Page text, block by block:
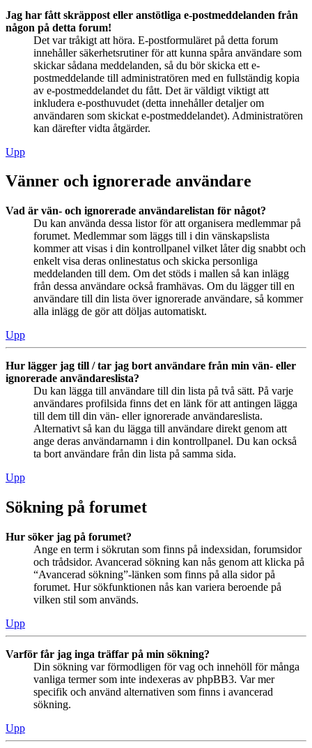
Jag har fått skräppost eller anstötliga e-postmeddelanden från
någon på detta forum!
Det var tråkigt att höra. E-postformuläret på detta forum
innehåller säkerhetsrutiner för att kunna spåra användare som
skickar sådana meddelanden, så du bör skicka ett e-
postmeddelande till administratören med en fullständig kopia
av e-postmeddelandet du fått. Det är väldigt viktigt att
inkludera e-posthuvudet (detta innehåller detaljer om
användaren som skickat e-postmeddelandet). Administratören
kan därefter vidta åtgärder.
Upp
Vänner och ignorerade användare
Vad är vän- och ignorerade användarelistan för något?
Du kan använda dessa listor för att organisera medlemmar på
forumet. Medlemmar som läggs till i din vänskapslista
kommer att visas i din kontrollpanel vilket låter dig snabbt och
enkelt visa deras onlinestatus och skicka personliga
meddelanden till dem. Om det stöds i mallen så kan inlägg
från dessa användare också framhävas. Om du lägger till en
användare till din lista över ignorerade användare, så kommer
alla inlägg de gör att döljas automatiskt.
Upp
Hur lägger jag till / tar jag bort användare från min vän- eller
ignorerade användareslista?
Du kan lägga till användare till din lista på två sätt. På varje
användares profilsida finns det en länk för att antingen lägga
till dem till din vän- eller ignorerade användareslista.
Alternativt så kan du lägga till användare direkt genom att
ange deras användarnamn i din kontrollpanel. Du kan också
ta bort användare från din lista på samma sida.
Upp
Sökning på forumet
Hur söker jag på forumet?
Ange en term i sökrutan som finns på indexsidan, forumsidor
och trådsidor. Avancerad sökning kan nås genom att klicka på
“Avancerad sökning”-länken som finns på alla sidor på
forumet. Hur sökfunktionen nås kan variera beroende på
vilken stil som används.
Upp
Varför får jag inga träffar på min sökning?
Din sökning var förmodligen för vag och innehöll för många
vanliga termer som inte indexeras av phpBB3. Var mer
specifik och använd alternativen som finns i avancerad
sökning.
Upp